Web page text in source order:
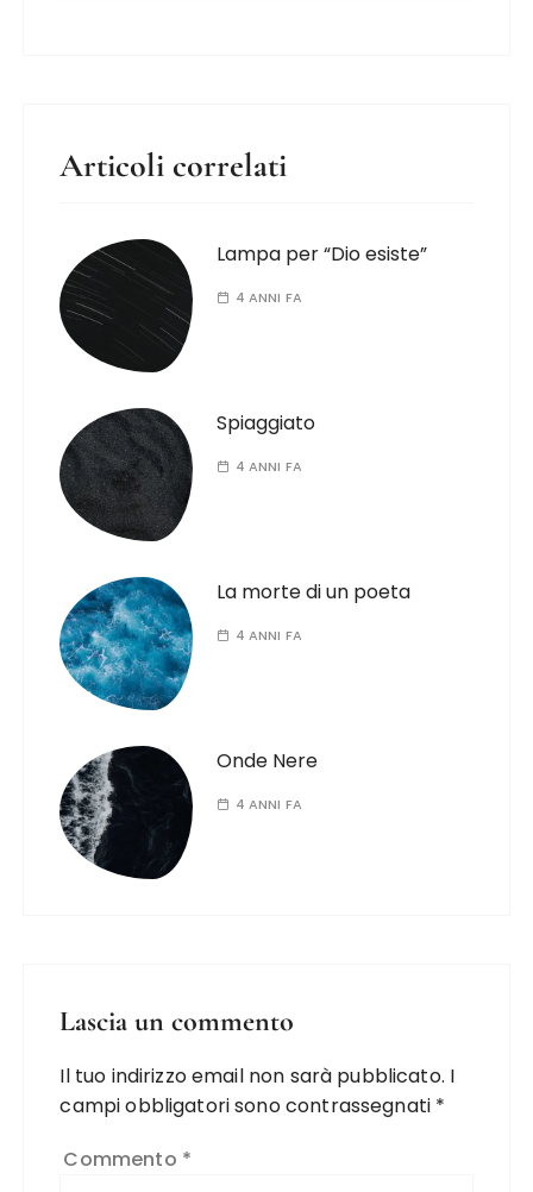
Articoli correlati
Lampa per “Dio esiste”
4 ANNI FA
Spiaggiato
4 ANNI FA
La morte di un poeta
4 ANNI FA
Onde Nere
4 ANNI FA
Lascia un commento
Il tuo indirizzo email non sarà pubblicato. I
campi obbligatori sono contrassegnati *
Commento *